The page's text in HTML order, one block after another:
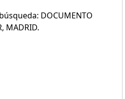
DOCUMENTO
MADRID.